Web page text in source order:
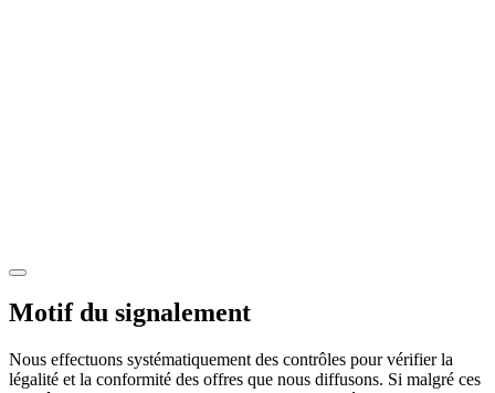
Motif du signalement
Nous effectuons systématiquement des contrôles pour vérifier la
légalité et la conformité des offres que nous diffusons. Si malgré ces